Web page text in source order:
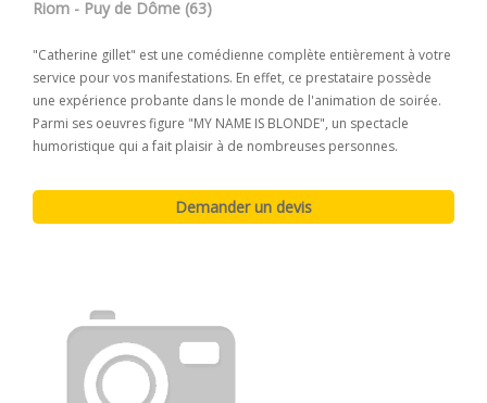
Riom - Puy de Dôme (63)
"Catherine gillet" est une comédienne complète entièrement à votre
service pour vos manifestations. En effet, ce prestataire possède
une expérience probante dans le monde de l'animation de soirée.
Parmi ses oeuvres figure "MY NAME IS BLONDE", un spectacle
humoristique qui a fait plaisir à de nombreuses personnes.